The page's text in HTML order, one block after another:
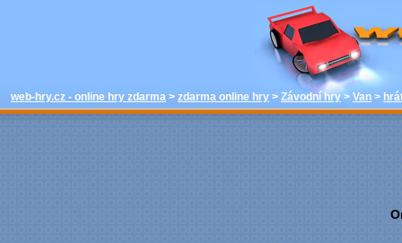
web-hry.cz - online hry zdarma > zdarma online hry > Závodní hry> Van >
hrát - Van -
hry web-